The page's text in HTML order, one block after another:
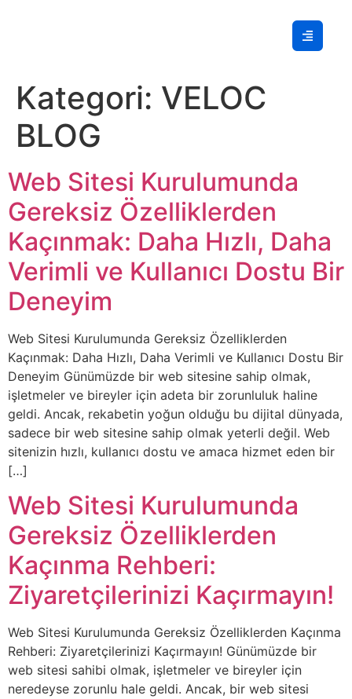
Kategori: VELOC
BLOG
Web Sitesi Kurulumunda
Gereksiz Özelliklerden
Kaçınmak: Daha Hızlı, Daha
Verimli ve Kullanıcı Dostu Bir
Deneyim
Web Sitesi Kurulumunda Gereksiz Özelliklerden
Kaçınmak: Daha Hızlı, Daha Verimli ve Kullanıcı Dostu Bir
Deneyim Günümüzde bir web sitesine sahip olmak,
işletmeler ve bireyler için adeta bir zorunluluk haline
geldi. Ancak, rekabetin yoğun olduğu bu dijital dünyada,
sadece bir web sitesine sahip olmak yeterli değil. Web
sitenizin hızlı, kullanıcı dostu ve amaca hizmet eden bir
[…]
Web Sitesi Kurulumunda
Gereksiz Özelliklerden
Kaçınma Rehberi:
Ziyaretçilerinizi Kaçırmayın!
Web Sitesi Kurulumunda Gereksiz Özelliklerden Kaçınma
Rehberi: Ziyaretçilerinizi Kaçırmayın! Günümüzde bir
web sitesi sahibi olmak, işletmeler ve bireyler için
neredeyse zorunlu hale geldi. Ancak, bir web sitesi